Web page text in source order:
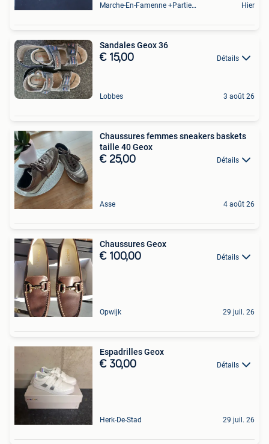
Marche-En-Famenne +Partie De Baillonville Et Noiseux Hier
Sandales Geox 36
€ 15,00 Détails
Lobbes 3 août 26
Chaussures femmes sneakers baskets
taille 40 Geox
€ 25,00 Détails
Asse 4 août 26
Chaussures Geox
€ 100,00 Détails
Opwijk 29 juil. 26
Espadrilles Geox
€ 30,00 Détails
Herk-De-Stad 29 juil. 26